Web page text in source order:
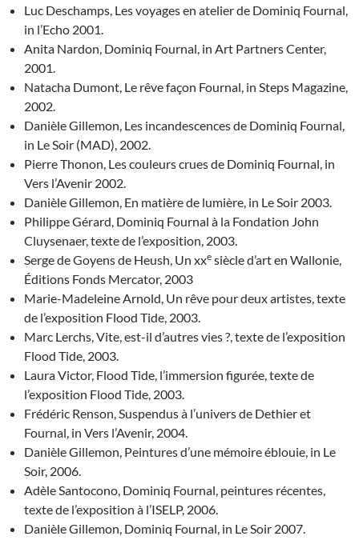
Luc Deschamps, Les voyages en atelier de Dominiq Fournal,
in l’Echo 2001.
Anita Nardon, Dominiq Fournal, in Art Partners Center,
2001.
Natacha Dumont, Le rêve façon Fournal, in Steps Magazine,
2002.
Danièle Gillemon, Les incandescences de Dominiq Fournal,
in Le Soir (MAD), 2002.
Pierre Thonon, Les couleurs crues de Dominiq Fournal, in
Vers l’Avenir 2002.
Danièle Gillemon, En matière de lumière, in Le Soir 2003.
Philippe Gérard, Dominiq Fournal à la Fondation John
Cluysenaer, texte de l’exposition, 2003.
Serge de Goyens de Heush, Un xxe siècle d’art en Wallonie,
Éditions Fonds Mercator, 2003
Marie-Madeleine Arnold, Un rêve pour deux artistes, texte
de l’exposition Flood Tide, 2003.
Marc Lerchs, Vite, est-il d’autres vies ?, texte de l’exposition
Flood Tide, 2003.
Laura Victor, Flood Tide, l’immersion figurée, texte de
l’exposition Flood Tide, 2003.
Frédéric Renson, Suspendus à l’univers de Dethier et
Fournal, in Vers l’Avenir, 2004.
Danièle Gillemon, Peintures d’une mémoire éblouie, in Le
Soir, 2006.
Adèle Santocono, Dominiq Fournal, peintures récentes,
texte de l’exposition à l’ISELP, 2006.
Danièle Gillemon, Dominiq Fournal, in Le Soir 2007.